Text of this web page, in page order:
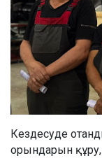
Кездесуде
орындарын